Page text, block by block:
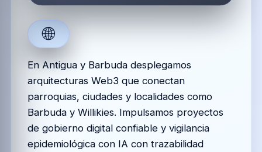
🌐
En Antigua y Barbuda desplegamos
arquitecturas Web3 que conectan
parroquias, ciudades y localidades como
Barbuda y Willikies. Impulsamos proyectos
de gobierno digital confiable y vigilancia
epidemiológica con IA con trazabilidad